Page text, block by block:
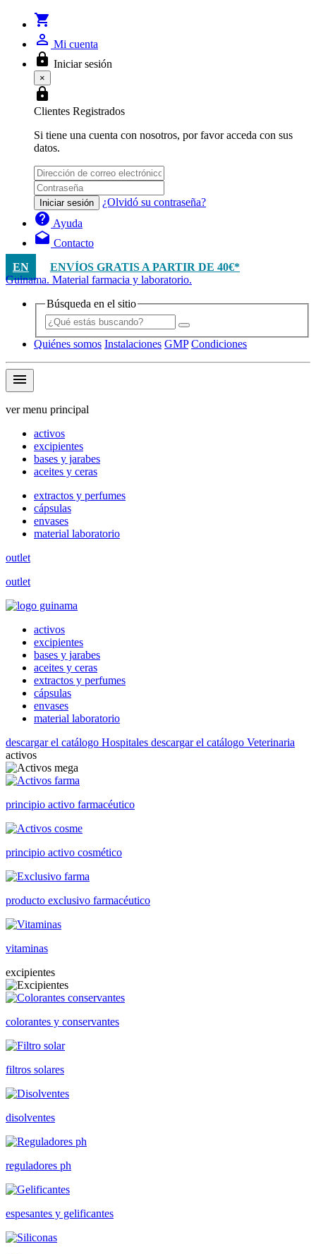
shopping_cart
person_outline Mi cuenta
lock Iniciar sesión
×
lock
Clientes Registrados
Si tiene una cuenta con nosotros, por favor acceda con sus
datos.
Iniciar sesión ¿Olvidó su contraseña?
help Ayuda
drafts Contacto
EN
ENVÍOS GRATIS A PARTIR DE 40€*
Guinama. Material farmacia y laboratorio.
Búsqueda en el sitio
Quiénes somos Instalaciones GMP Condiciones
menu
ver menu principal
activos
excipientes
bases y jarabes
aceites y ceras
extractos y perfumes
cápsulas
envases
material laboratorio
outlet
outlet
activos
excipientes
bases y jarabes
aceites y ceras
extractos y perfumes
cápsulas
envases
material laboratorio
descargar el catálogo Hospitales descargar el catálogo Veterinaria
activos
principio activo farmacéutico
principio activo cosmético
producto exclusivo farmacéutico
vitaminas
excipientes
colorantes y conservantes
filtros solares
disolventes
reguladores ph
espesantes y gelificantes